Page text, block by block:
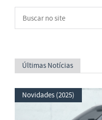
Últimas Notícias
Novidades (2025)